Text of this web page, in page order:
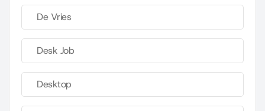
De Vries
Desk Job
Desktop